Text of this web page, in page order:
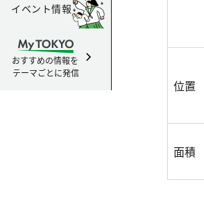
イベント情報
おすすめの情報を
テーマごとに発信
位置
面積